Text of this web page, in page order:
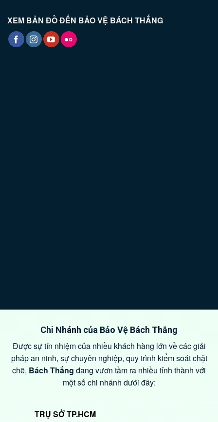
XEM BẢN ĐỒ ĐẾN BẢO VỆ BÁCH THẮNG
Chi Nhánh của Bảo Vệ Bách Thắng
Được sự tín nhiệm của nhiều khách hàng lớn về các giải
pháp an ninh, sự chuyên nghiệp, quy trình kiểm soát chặt
chẽ, Bách Thắng đang vươn tầm ra nhiều tỉnh thành với
một số chi nhánh dưới đây:
TRỤ SỞ TP.HCM